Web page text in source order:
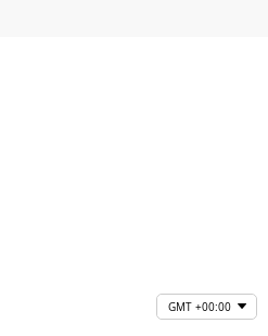
GMT +00:00